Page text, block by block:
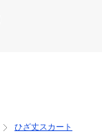
品でのコーディネ
ひざ丈スカート